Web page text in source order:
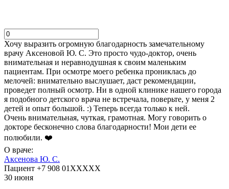
Хочу выразить огромную благодарность замечательному
врачу Аксеновой Ю. С. Это просто чудо-доктор, очень
внимательная и неравнодушная к своим маленьким
пациентам. При осмотре моего ребенка прониклась до
мелочей: внимательно выслушает, даст рекомендации,
проведет полный осмотр. Ни в одной клинике нашего города
я подобного детского врача не встречала, поверьте, у меня 2
детей и опыт большой. :) Теперь всегда только к ней.
Очень внимательная, чуткая, грамотная. Могу говорить о
докторе бесконечно слова благодарности! Мои дети ее
полюбили. ❤️
О враче:
Аксенова Ю. С.
Пациент +7 908 01XXXXX
30 июня